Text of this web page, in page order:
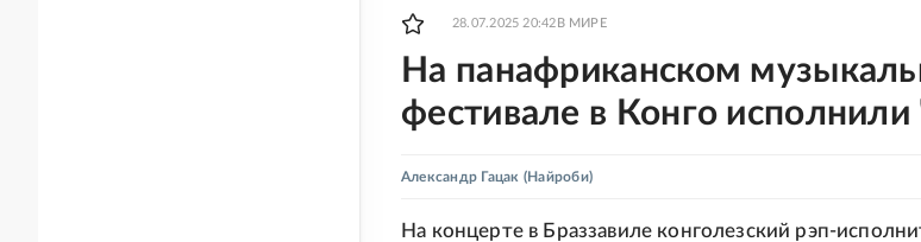
28.07.2025 20:42 В МИРЕ
На панафриканском
фестивале в Конго
Александр Гацак (Найроби)
На концерте в Браззавиле конголезский рэп-